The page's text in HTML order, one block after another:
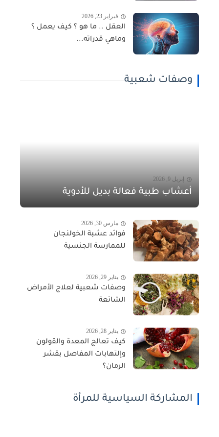
فبراير 23, 2026
العقل .. ما هو ؟ كيف يعمل ؟
وماهي قدراته...
وصفات شعبية
إبريل 9, 2026
أعشاب طبية فعالة بديل للأدوية
مارس 30, 2026
فوائد عشبة الخولنجان
للممارسة الجنسية
يناير 29, 2026
وصفات شعبية لعلاج الأمراض
الشائعة
يناير 28, 2026
كيف تعالج المعدة والقولون
وإلتهابات المفاصل بقشر
الرمان؟
المشاركة السياسية للمرأة